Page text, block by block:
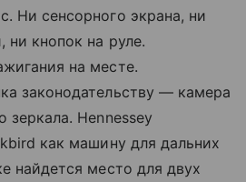
Ни сенсорного экрана, ни
кнопок на руле.
на месте.
законодательству — камера
зеркала. Hennessey
как машину для дальних
найдется место для двух